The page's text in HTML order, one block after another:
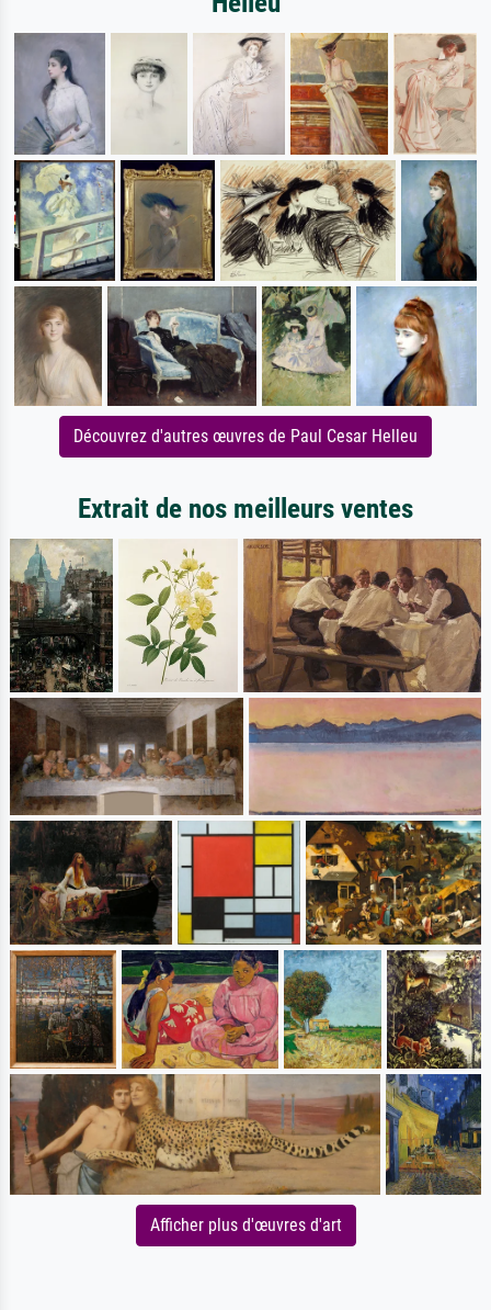
Découvrez d'autres œuvres de Paul Cesar Helleu
Extrait de nos meilleurs ventes
Afficher plus d'œuvres d'art